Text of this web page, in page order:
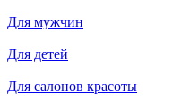
Для мужчин
Для детей
Для салонов красоты